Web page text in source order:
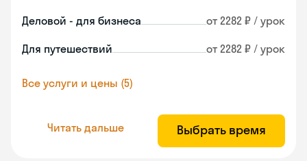
Деловой - для бизнеса от 2282 ₽ / урок
Для путешествий от 2282 ₽ / урок
Все услуги и цены (5)
Читать дальше Выбрать время